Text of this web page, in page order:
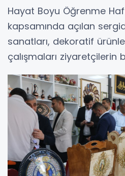
Hayat Boyu Öğrenme
kapsamında açılan
sanatları, dekoratif
çalışmaları ziyaretçilerin